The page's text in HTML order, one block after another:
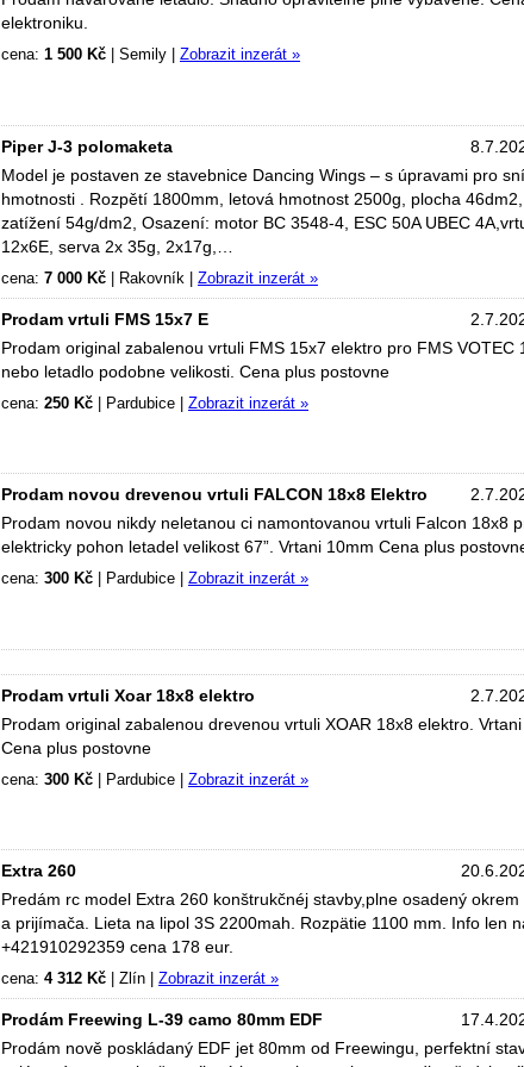
elektroniku.
cena: 1 500 Kč Semily Zobrazit inzerát »
Piper J-3 polomaketa
Model je postaven ze stavebnice Dancing Wings – s úpravami pro
hmotnosti . Rozpětí 1800mm, letová hmotnost 2500g, plocha
zatížení 54g/dm2, Osazení: motor BC 3548-4, ESC 50A UBEC
12x6E, serva 2x 35g, 2x17g,…
cena: 7 000 Kč | Rakovník | Zobrazit inzerát »
Prodam vrtuli FMS 15x7 E
Prodam original zabalenou vrtuli FMS 15x7 elektro pro FMS VOTEC
nebo letadlo podobne velikosti. Cena plus postovne
cena: 250 Kč | Pardubice | Zobrazit inzerát »
Prodam novou drevenou vrtuli FALCON 18x8 Elektro
Prodam novou nikdy neletanou ci namontovanou vrtuli Falcon 18x8
elektricky pohon letadel velikost 67”. Vrtani 10mm Cena plus
cena: 300 Kč Pardubice Zobrazit inzerát »
Prodam vrtuli Xoar 18x8 elektro
Prodam original zabalenou drevenou vrtuli XOAR 18x8 elektro. Vrtani
Cena plus postovne
cena: 300 Kč | Pardubice | Zobrazit inzerát »
Extra 260
Predám rc model Extra 260 konštrukčnéj stavby,plne osadený okrem
a prijímača. Lieta na lipol 3S 2200mah. Rozpätie 1100 mm. Info len
+421910292359 cena 178 eur.
cena: 4 312 Kč Zlín Zobrazit inzerát »
Prodám Freewing L-39 camo 80mm EDF
Prodám nově poskládaný EDF jet 80mm od Freewingu, perfektní